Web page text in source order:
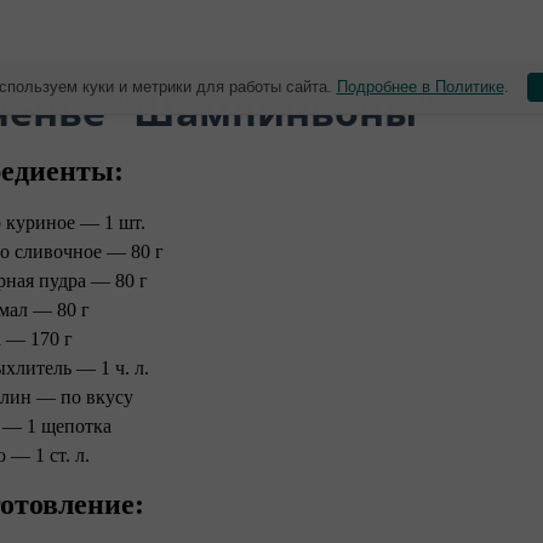
"Шампиньоны"
куриное — 1 шт.
сливочное — 80 г
пудра — 80 г
— 80 г
— 170 г
— 1 ч. л.
— по вкусу
— 1 щепотка
— 1 ст. л.
куки и метрики для работы сайта. Подробнее в Политике.